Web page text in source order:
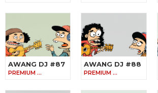
AWANG DJ #87
PREMIUM …
AWANG DJ #88
PREMIUM …